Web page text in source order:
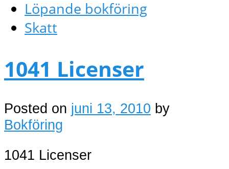
Löpande bokföring
Skatt
1041 Licenser
Posted on juni 13, 2010 by
Bokföring
1041 Licenser